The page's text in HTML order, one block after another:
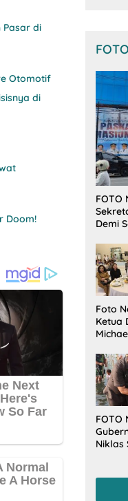
Pasar di
Otomotif
di
Doom!
FOTO
Demi
Foto
Ketua
FOTO
Niklas
Desa